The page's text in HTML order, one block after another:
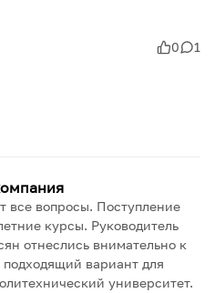
0 1
все вопросы. Поступление
курсы. Руководитель
отнеслись внимательно к
вариант для
университет.